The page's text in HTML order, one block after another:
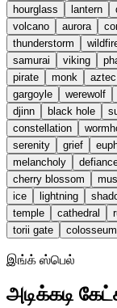
hourglass
lantern
volcano
aurora
thunderstorm
samurai
viking
pirate
monk
gargoyle
werewolf
djinn
black hole
constellation
serenity
grief
melancholy
cherry blossom
ice
lightning
temple
cathedral
torii gate
colosseum
இங்க் ஸ்பெல்
அடிக்கடி